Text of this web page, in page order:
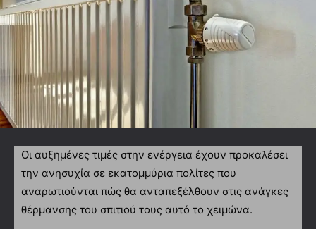
Οι αυξημένες τιμές στην ενέργεια έχουν προκαλέσει
την ανησυχία σε εκατομμύρια πολίτες που
αναρωτιούνται πώς θα ανταπεξέλθουν στις ανάγκες
θέρμανσης του σπιτιού τους αυτό το χειμώνα.